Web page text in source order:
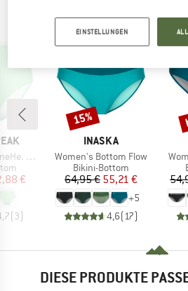
FINDE DAS PASSENDE
Waist
Preis
€
(3)
MARKE
INASKA
Artikel
Women's Bottom Flow
Produktgruppe
Bikini-Bottom
Preis
64,95 €reduzierter Preis
55,21 €
+5
4,6( 17)
Rabatt
15%
DIESE PRODUKTE
EINSTELLUNGEN